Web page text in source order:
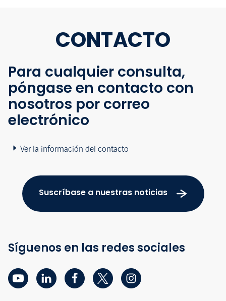
CONTACTO
Para cualquier consulta,
póngase en contacto con
nosotros por correo
electrónico
Ver la información del contacto
Suscríbase a nuestras noticias
Síguenos en las redes sociales